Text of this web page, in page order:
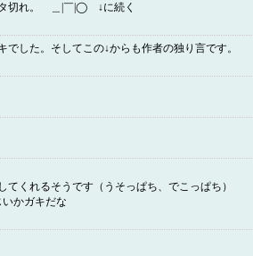
タ切れ。 ＿|￣|◯ ↓に続く
でした。そしてこの↓からも作者の独り言です。
てくれるそうです（うそっぱち、でこっぱち）
かガキだな